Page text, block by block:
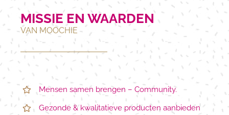
MISSIE EN WAARDEN
VAN MOOCHIE
Mensen samen brengen – Community.
Gezonde & kwalitatieve producten aanbieden